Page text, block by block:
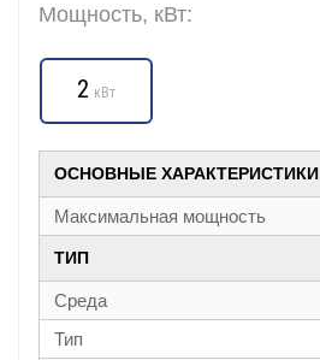
Мощность, кВт:
2 кВт
ОСНОВНЫЕ ХАРАКТЕРИСТИКИ
Максимальная мощность
ТИП
Среда
Тип